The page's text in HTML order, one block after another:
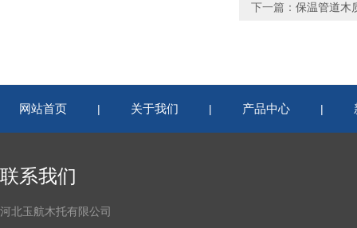
下一篇： 保温管道木
网站首页 | 关于我们 | 产品中心 |
联系我们
河北玉航木托有限公司